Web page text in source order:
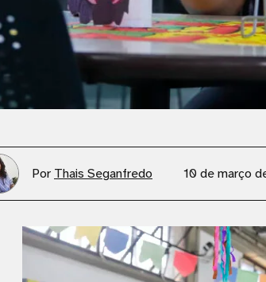
Por Thais Seganfredo 10 de março